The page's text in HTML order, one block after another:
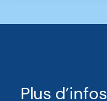
Plus d’infos